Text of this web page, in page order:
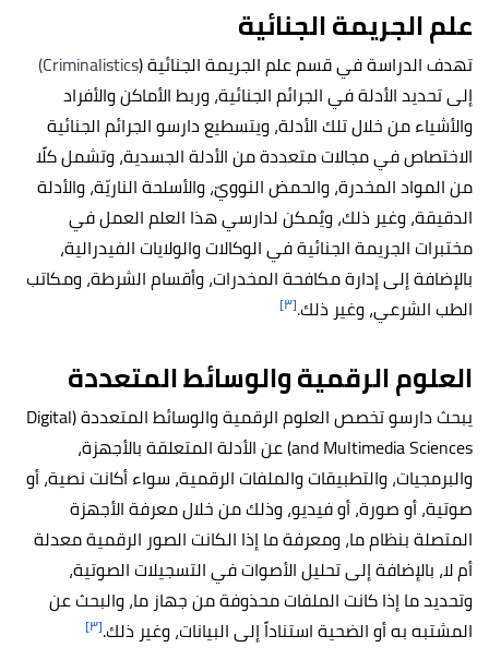
علم الجريمة الجنائية
تهدف الدراسة في قسم علم الجريمة الجنائية (Criminalistics)
إلى تحديد الأدلة في الجرائم الجنائية، وربط الأماكن والأفراد
والأشياء من خلال تلك الأدلة، ويتسطيع دارسو الجرائم الجنائية
الاختصاص في مجالات متعددة من الأدلة الجسدية، وتشمل كلًا
من المواد المخدرة، والحمض النوويّ، والأسلحة الناريّة، والأدلة
الدقيقة، وغير ذلك، ويُمكن لدارسي هذا العلم العمل في
مختبرات الجريمة الجنائية في الوكالات والولايات الفيدرالية،
بالإضافة إلى إدارة مكافحة المخدرات، وأقسام الشرطة، ومكاتب
الطب الشرعي، وغير ذلك.[٣]
العلوم الرقمية والوسائط المتعددة
يبحث دارسو تخصص العلوم الرقمية والوسائط المتعددة (Digital
and Multimedia Sciences) عن الأدلة المتعلقة بالأجهزة،
والبرمجيات، والتطبيقات والملفات الرقمية، سواء أكانت نصية، أو
صوتية، أو صورة، أو فيديو، وذلك من خلال معرفة الأجهزة
المتصلة بنظام ما، ومعرفة ما إذا الكانت الصور الرقمية معدلة
أم لا، بالإضافة إلى تحليل الأصوات في التسجيلات الصوتية،
وتحديد ما إذا كانت الملفات محذوفة من جهاز ما، والبحث عن
المشتبه به أو الضحية استناداً إلى البيانات، وغير ذلك.[٣]